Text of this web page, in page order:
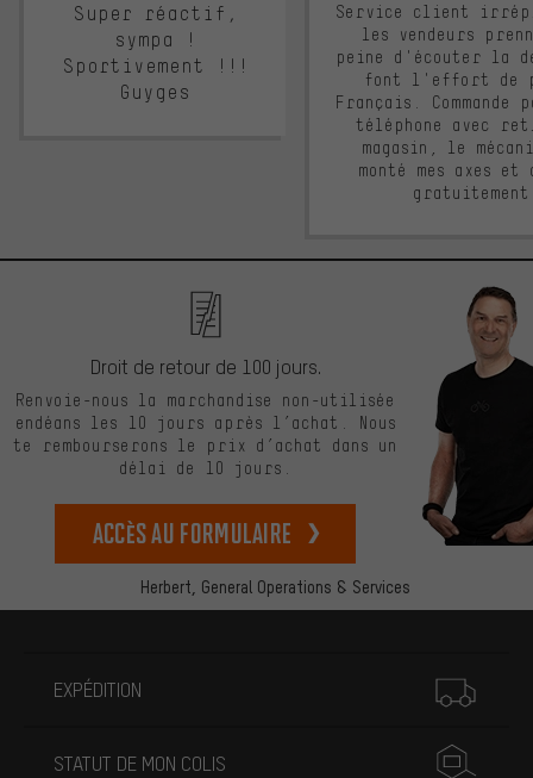
Super réactif,
sympa !
Sportivement !!!
Guyges
Service client
les vendeurs
peine d'écouter la
font l'effort de
Français. Commande
téléphone avec
magasin, le
monté mes axes et
Herbert, General Operations & Services
Droit de retour de 100 jours.
Renvoie-nous la marchandise non-utilisée
endéans les 10 jours après l’achat. Nous
te rembourserons le prix d’achat dans un
délai de 10 jours.
Accès au formulaire
EXPÉDITION
STATUT DE MON COLIS